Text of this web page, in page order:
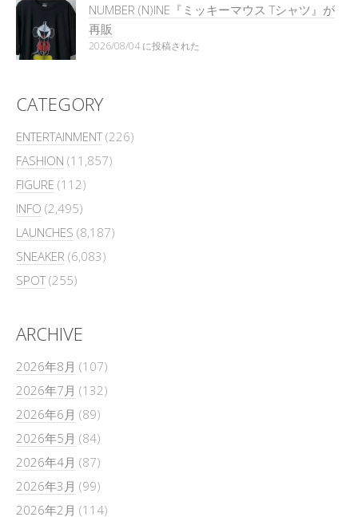
NUMBER (N)INE『ミッキーマウス Tシャツ』が
再販
2026/08/04 に投稿された
CATEGORY
ENTERTAINMENT(226)
FASHION (11,857)
FIGURE (112)
INFO (2,495)
LAUNCHES (8,187)
SNEAKER (6,083)
SPOT(255)
ARCHIVE
2026年8月 (107)
2026年7月 (132)
2026年6月 (89)
2026年5月 (84)
2026年4月 (87)
2026年3月 (99)
2026年2月 (114)